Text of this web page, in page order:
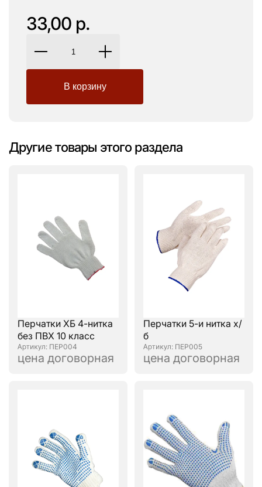
33,00 р.
Другие товары этого раздела
Перчатки ХБ 4-нитка
без ПВХ 10 класс
: ПЕР004
цена договорная
Перчатки 5-и нитка х/
б
: ПЕР005
цена договорная